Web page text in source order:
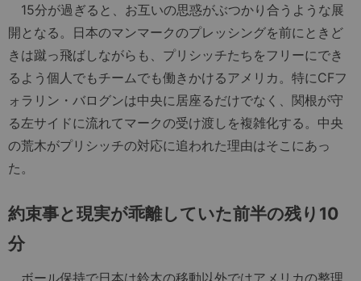
15分が過ぎると、お互いの思惑がぶつかり合うような展
開となる。日本のマンマークのプレッシングを前にときど
きは蹴っ飛ばしながらも、プリシッチたちをフリーにでき
るよう個人でもチームでも働きかけるアメリカ。特にCFフ
ォラリン・バログンは中央に居座るだけでなく、関根が守
る左サイドに流れてマークの受け渡しを複雑化する。中央
の荒木がプリシッチの対応に追われた理由はそこにあっ
た。
約束事と現実が乖離していた前半の残り10
分
ボール保持で日本は鈴木の移動以外ではアメリカの整理